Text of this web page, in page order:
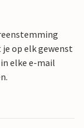
je op elk gewenst
elke e-mail